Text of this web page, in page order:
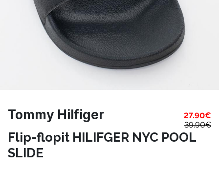
Tommy Hilfiger 27.90€
39.90€
Flip-flopit HILIFGER NYC POOL
SLIDE